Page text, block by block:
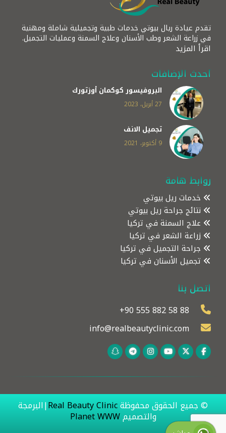
تقدم عيادة ريال بيوتي خدمات طبية وتجميلية شاملة ومهنية
في زراعة الشعر وطب الأسنان وعلاج السمنة وعمليات التجميل.
اقرأ المزيد
أحدث الإضافات
البروفيسور كوكمان أوزتورك
27 أبريل، 2023
تجميل الانف
9 أكتوبر، 2021
روابط هامة
خدمات ريل بيوتي
نتائج جراحة ريل بيوتي
علاج السمنة في تركيا
زراعة الشعر في تركيا
جراحة التجميل في تركيا
تجميل الأسنان في تركيا
اتصل بنا
+90 555 882 58 88
info@realbeautyclinic.com
© جميع الحقوق محفوظةReal Beauty Clinic|البرمجة
والتصميمPlanet WWW